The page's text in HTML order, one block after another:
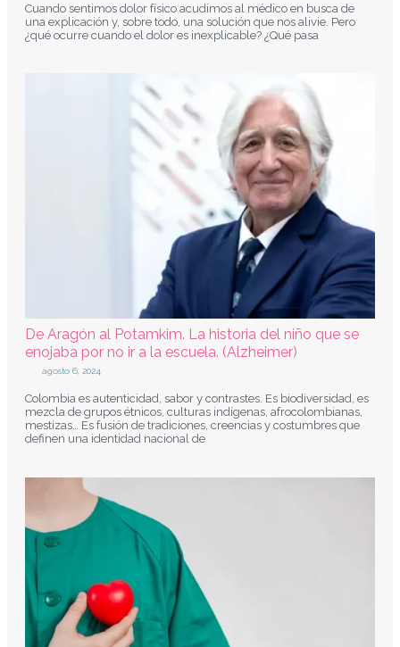
Cuando sentimos dolor físico acudimos al médico en busca de
una explicación y, sobre todo, una solución que nos alivie. Pero
¿qué ocurre cuando el dolor es inexplicable? ¿Qué pasa
De Aragón al Potamkim. La historia del niño que se
enojaba por no ir a la escuela. (Alzheimer)
agosto 6, 2024
Colombia es autenticidad, sabor y contrastes. Es biodiversidad, es
mezcla de grupos étnicos, culturas indígenas, afrocolombianas,
mestizas… Es fusión de tradiciones, creencias y costumbres que
definen una identidad nacional de